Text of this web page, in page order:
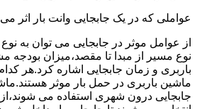
عواملی که در یک جابجایی وانت بار اثر می
از عوامل موثر در جابجایی می توان به
نوع مسیر از مبدا تا مقصد،میزان
باربری و زمان جابجایی اشاره کرد.هر
ماشین باربری در حمل بار موثر
جابجایی درون شهری استفاده می